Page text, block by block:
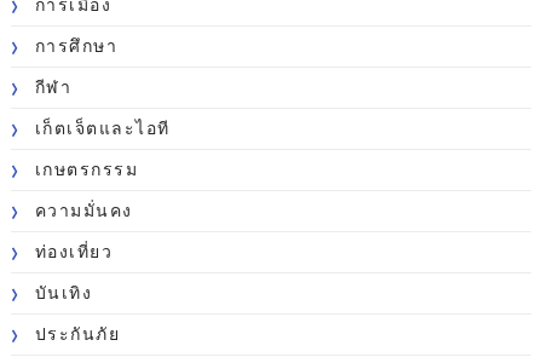
การเมือง
การศึกษา
กีฬา
เก็ตเจ็ตและไอที
เกษตรกรรม
ความมั่นคง
ท่องเที่ยว
บันเทิง
ประกันภัย